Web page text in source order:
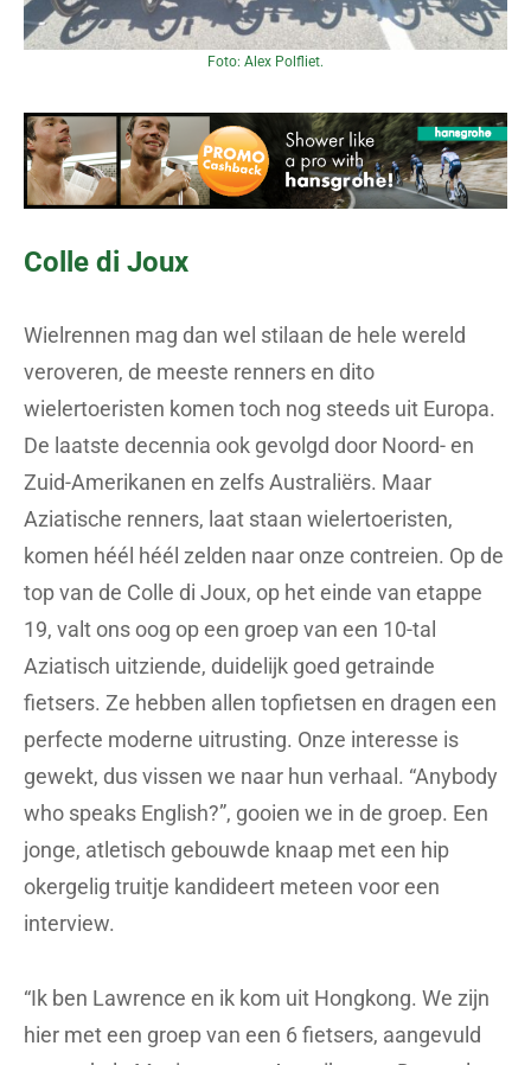
Foto: Alex Polfliet.
Colle di Joux
Wielrennen mag dan wel stilaan de hele wereld
veroveren, de meeste renners en dito
wielertoeristen komen toch nog steeds uit Europa.
De laatste decennia ook gevolgd door Noord- en
Zuid-Amerikanen en zelfs Australiërs. Maar
Aziatische renners, laat staan wielertoeristen,
komen héél héél zelden naar onze contreien. Op de
top van de Colle di Joux, op het einde van etappe
19, valt ons oog op een groep van een 10-tal
Aziatisch uitziende, duidelijk goed getrainde
fietsers. Ze hebben allen topfietsen en dragen een
perfecte moderne uitrusting. Onze interesse is
gewekt, dus vissen we naar hun verhaal. “Anybody
who speaks English?”, gooien we in de groep. Een
jonge, atletisch gebouwde knaap met een hip
okergelig truitje kandideert meteen voor een
interview.
“Ik ben Lawrence en ik kom uit Hongkong. We zijn
hier met een groep van een 6 fietsers, aangevuld